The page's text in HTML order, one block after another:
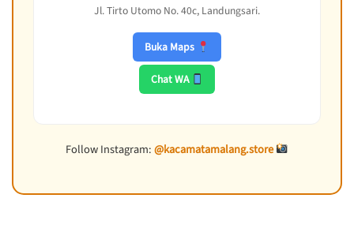
Jl. Tirto Utomo No. 40c, Landungsari.
Buka Maps
Chat WA
Follow Instagram:@kacamatamalang.store